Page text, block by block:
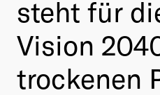
steht für
Vision
trockenen